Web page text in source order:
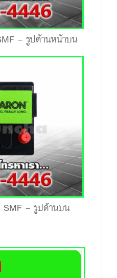
– รูปด้านหน้าบน
SMF – รูปด้านบน